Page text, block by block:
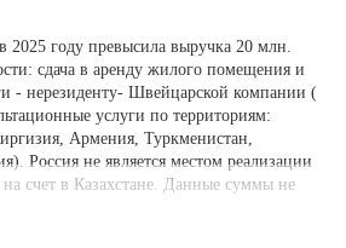
году превысила выручка 20 млн.
сдача в аренду жилого помещения и
- нерезиденту- Швейцарской компании (
услуги по территориям:
Армения, Туркменистан,
Россия не является местом реализации
на счет в Казахстане. Данные суммы не